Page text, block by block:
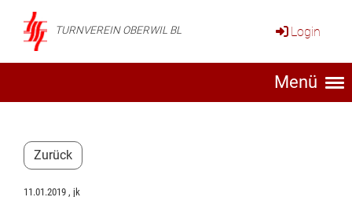
TURNVEREIN OBERWIL BL Login
Menü
Zurück
11.01.2019 , jk